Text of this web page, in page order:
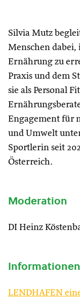
Silvia Mutz
Menschen dabei,
Ernährung zu
Praxis und dem
sie als Personal
Engagement für
und Umwelt
Sportlerin seit
Österreich.
Moderation
DI Heinz
LENDHAFEN